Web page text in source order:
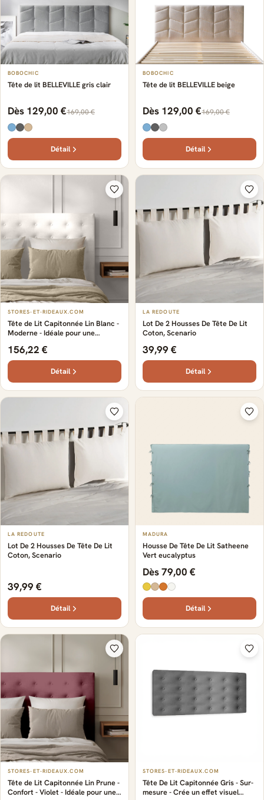
BOBOCHIC
Tête de lit BELLEVILLE gris clair
Dès 129,00 €169,00 €
Détail
BOBOCHIC
Tête de lit BELLEVILLE beige
Dès 129,00 €169,00 €
Détail
STORES-ET-RIDEAUX.COM
Tête de Lit Capitonnée Lin Blanc -
Moderne - Idéale pour une
Capitonnage raffiné - Tissu en lin
doux et confortable
156,22 €
Détail
LA REDOUTE
Lot De 2 Housses De Tête De Lit
Coton, Scenario
39,99 €
Détail
LA REDOUTE
Lot De 2 Housses De Tête De Lit
Coton, Scenario
39,99 €
Détail
MADURA
Housse De Tête De Lit Satheene
Vert eucalyptus
Dès 79,00 €
Détail
STORES-ET-RIDEAUX.COM
Tête de Lit Capitonnée Lin Prune -
Confort - Violet - Idéale pour une
STORES-ET-RIDEAUX.COM
Tête De Lit Capitonnée Gris - Sur-
mesure - Crée un effet visuel